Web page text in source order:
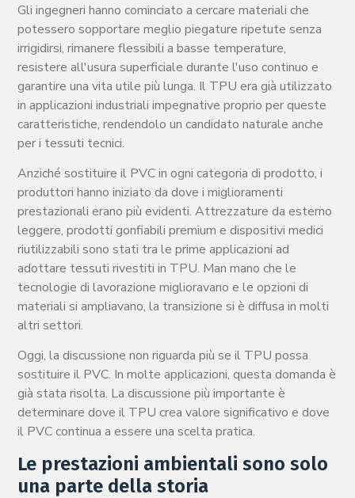
Gli ingegneri hanno cominciato a cercare materiali che
potessero sopportare meglio piegature ripetute senza
irrigidirsi, rimanere flessibili a basse temperature,
resistere all'usura superficiale durante l'uso continuo e
garantire una vita utile più lunga. Il TPU era già utilizzato
in applicazioni industriali impegnative proprio per queste
caratteristiche, rendendolo un candidato naturale anche
per i tessuti tecnici.
Anziché sostituire il PVC in ogni categoria di prodotto, i
produttori hanno iniziato da dove i miglioramenti
prestazionali erano più evidenti. Attrezzature da esterno
leggere, prodotti gonfiabili premium e dispositivi medici
riutilizzabili sono stati tra le prime applicazioni ad
adottare tessuti rivestiti in TPU. Man mano che le
tecnologie di lavorazione miglioravano e le opzioni di
materiali si ampliavano, la transizione si è diffusa in molti
altri settori.
Oggi, la discussione non riguarda più se il TPU possa
sostituire il PVC. In molte applicazioni, questa domanda è
già stata risolta. La discussione più importante è
determinare dove il TPU crea valore significativo e dove
il PVC continua a essere una scelta pratica.
Le prestazioni ambientali sono solo
una parte della storia